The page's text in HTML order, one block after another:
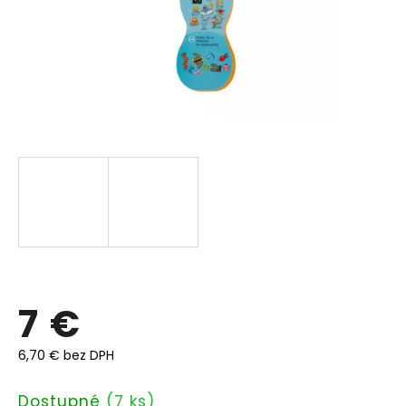
7 €
6,70 € bez DPH
Jednotková
Dostupné (7 ks)